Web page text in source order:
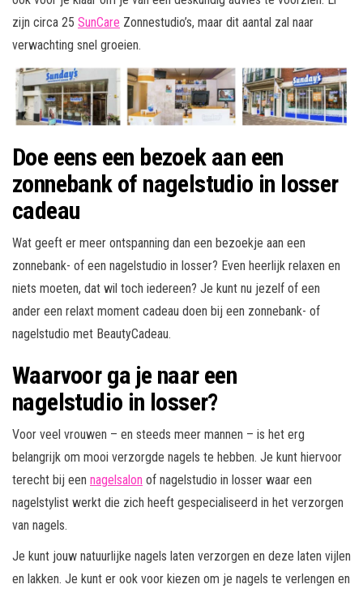
zijn circa 25 SunCare Zonnestudio’s, maar dit aantal zal naar
verwachting snel groeien.
Doe eens een bezoek aan een
zonnebank of nagelstudio in losser
cadeau
Wat geeft er meer ontspanning dan een bezoekje aan een
zonnebank- of een nagelstudio in losser? Even heerlijk relaxen en
niets moeten, dat wil toch iedereen? Je kunt nu jezelf of een
ander een relaxt moment cadeau doen bij een zonnebank- of
nagelstudio met BeautyCadeau.
Waarvoor ga je naar een
nagelstudio in losser?
Voor veel vrouwen – en steeds meer mannen – is het erg
belangrijk om mooi verzorgde nagels te hebben. Je kunt hiervoor
terecht bij een nagelsalon of nagelstudio in losser waar een
nagelstylist werkt die zich heeft gespecialiseerd in het verzorgen
van nagels.
Je kunt jouw natuurlijke nagels laten verzorgen en deze laten vijlen
en lakken. Je kunt er ook voor kiezen om je nagels te verlengen en